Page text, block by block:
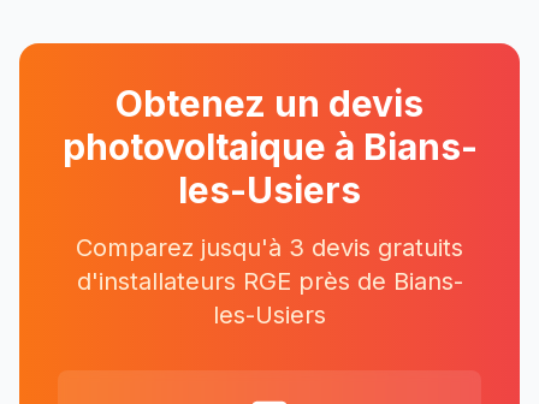
Obtenez un devis
photovoltaique à Bians-
les-Usiers
Comparez jusqu'à 3 devis gratuits
d'installateurs RGE près de Bians-
les-Usiers